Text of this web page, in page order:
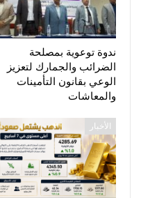
ندوة توعوية بمصلحة
الضرائب والجمارك لتعزيز
الوعي بقانون التأمينات
والمعاشات
الأخبار